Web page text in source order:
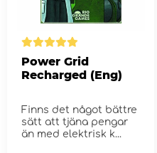
Power Grid
Recharged (Eng)
Finns det något bättre
sätt att tjäna pengar
än med elektrisk k...